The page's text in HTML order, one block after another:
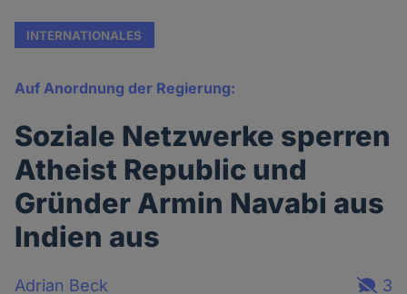
INTERNATIONALES
Auf Anordnung der Regierung:
Soziale Netzwerke sperren
Atheist Republic und
Gründer Armin Navabi aus
Indien aus
Adrian Beck
3